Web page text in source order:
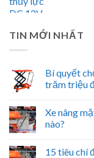
TIN MỚI NHẤT
Bí quyết
trăm triệu
Xe nâng
nào?
15 tiêu chí